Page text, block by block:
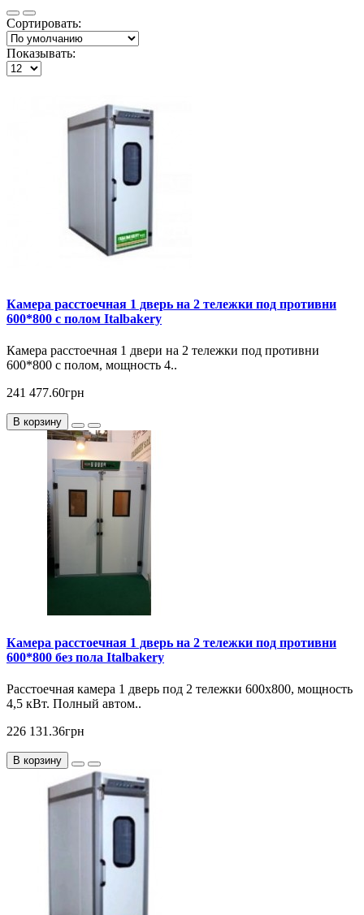
Сортировать:
Показывать:
Камера расстоечная 1 дверь на 2 тележки под противни
600*800 c полом Italbakery
Камера расстоечная 1 двери на 2 тележки под противни
600*800 с полом, мощность 4..
241 477.60грн
В корзину
Камера расстоечная 1 дверь на 2 тележки под противни
600*800 без пола Italbakery
Расcтоечная камера 1 дверь под 2 тележки 600х800, мощность
4,5 кВт. Полный автом..
226 131.36грн
В корзину